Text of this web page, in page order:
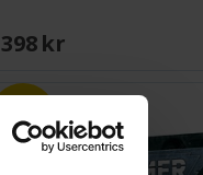
398 SEK
10%